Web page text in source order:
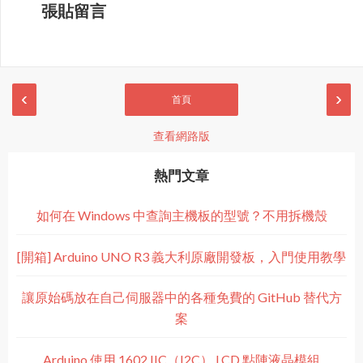
張貼留言
‹ ›
首頁
查看網路版
熱門文章
如何在 Windows 中查詢主機板的型號？不用拆機殼
[開箱] Arduino UNO R3 義大利原廠開發板，入門使用教學
讓原始碼放在自己伺服器中的各種免費的 GitHub 替代方
案
Arduino 使用 1602 IIC（I2C） LCD 點陣液晶模組